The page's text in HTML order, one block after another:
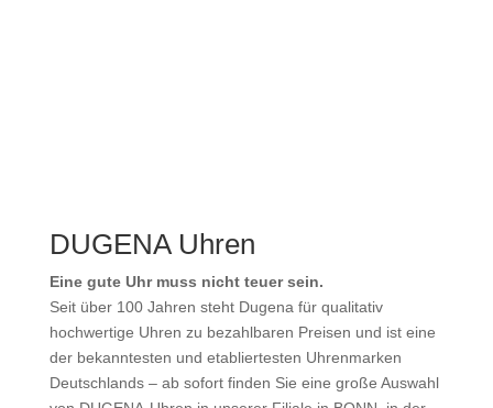
DUGENA Uhren
Eine gute Uhr muss nicht teuer sein.
Seit über 100 Jahren steht Dugena für qualitativ
hochwertige Uhren zu bezahlbaren Preisen und ist eine
der bekanntesten und etabliertesten Uhrenmarken
Deutschlands – ab sofort finden Sie eine große Auswahl